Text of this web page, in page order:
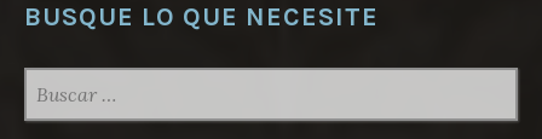
BUSQUE LO QUE NECESITE